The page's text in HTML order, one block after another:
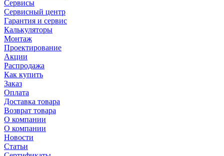
Сервисы
Сервисный центр
Гарантия и сервис
Калькуляторы
Монтаж
Проектирование
Акции
Распродажа
Как купить
Заказ
Оплата
Доставка товара
Возврат товара
О компании
О компании
Новости
Статьи